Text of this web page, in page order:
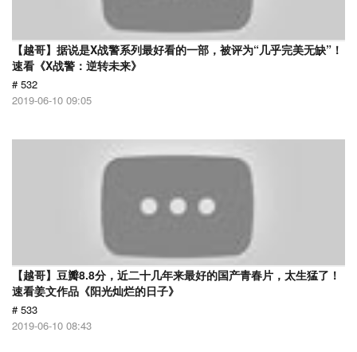
【越哥】据说是X战警系列最好看的一部，被评为“几乎完美无缺”！
速看《X战警：逆转未来》
# 532
2019-06-10 09:05
【越哥】豆瓣8.8分，近二十几年来最好的国产青春片，太生猛了！
速看姜文作品《阳光灿烂的日子》
# 533
2019-06-10 08:43